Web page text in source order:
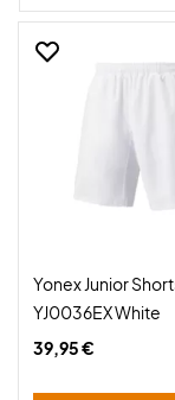
Yonex Junior
YJ0036EX White
39,95 €